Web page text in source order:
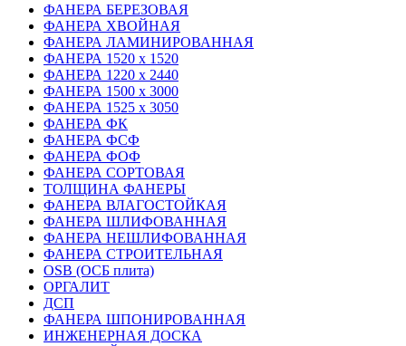
ФАНЕРА БЕРЕЗОВАЯ
ФАНЕРА ХВОЙНАЯ
ФАНЕРА ЛАМИНИРОВАННАЯ
ФАНЕРА 1520 х 1520
ФАНЕРА 1220 х 2440
ФАНЕРА 1500 х 3000
ФАНЕРА 1525 х 3050
ФАНЕРА ФК
ФАНЕРА ФСФ
ФАНЕРА ФОФ
ФАНЕРА СОРТОВАЯ
ТОЛЩИНА ФАНЕРЫ
ФАНЕРА ВЛАГОСТОЙКАЯ
ФАНЕРА ШЛИФОВАННАЯ
ФАНЕРА НЕШЛИФОВАННАЯ
ФАНЕРА СТРОИТЕЛЬНАЯ
OSB (ОСБ плита)
ОРГАЛИТ
ДСП
ФАНЕРА ШПОНИРОВАННАЯ
ИНЖЕНЕРНАЯ ДОСКА